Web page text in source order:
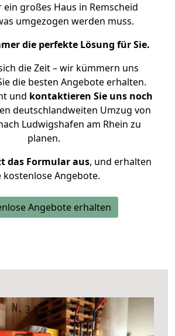
ein großes Haus in Remscheid
umgezogen werden muss.
die perfekte Lösung für Sie.
die Zeit – wir kümmern uns
die besten Angebote erhalten.
und kontaktieren Sie uns noch
deutschlandweiten Umzug von
Ludwigshafen am Rhein zu
planen.
das Formular aus, und erhalten
kostenlose Angebote.
Angebote erhalten